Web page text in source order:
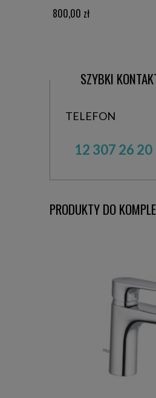
800,00 zł
SZYBKI
TELEFON
12 307 26 20
PRODUKTY DO